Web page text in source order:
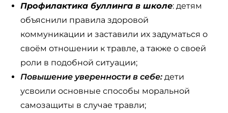
Профилактика буллинга в школе: детям
объяснили правила здоровой
коммуникации и заставили их задуматься о
своём отношении к травле, а также о своей
роли в подобной ситуации;
Повышение уверенности в себе: дети
усвоили основные способы моральной
самозащиты в случае травли;